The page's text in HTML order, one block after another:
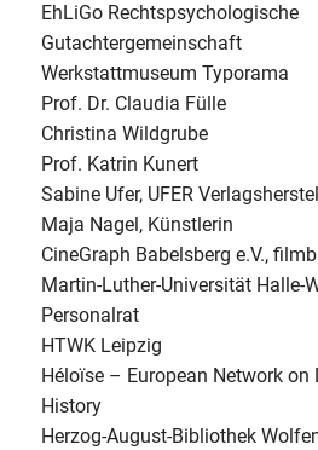
EhLiGo Rechtspsychologische
Gutachtergemeinschaft
Werkstattmuseum Typorama
Prof. Dr. Claudia Fülle
Christina Wildgrube
Prof. Katrin Kunert
Sabine Ufer, UFER
Maja Nagel, Künstlerin
CineGraph Babelsberg e.V.,
Martin-Luther-Universität Halle-
Personalrat
HTWK Leipzig
Héloïse – European Network
History
Herzog-August-Bibliothek